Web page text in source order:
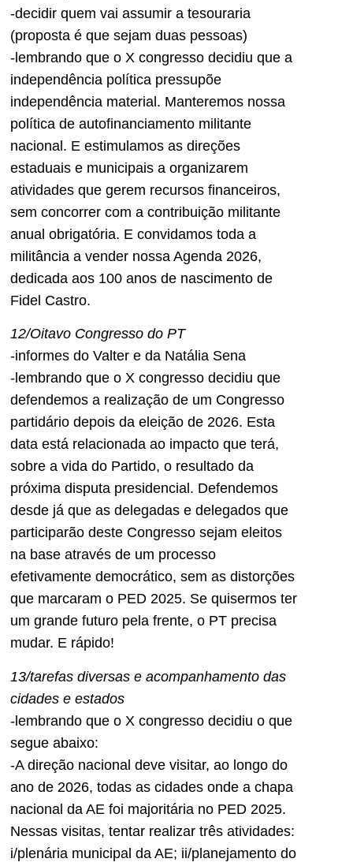
-decidir quem vai assumir a tesouraria
(proposta é que sejam duas pessoas)
-lembrando que o X congresso decidiu que a
independência política pressupõe
independência material. Manteremos nossa
política de autofinanciamento militante
nacional. E estimulamos as direções
estaduais e municipais a organizarem
atividades que gerem recursos financeiros,
sem concorrer com a contribuição militante
anual obrigatória. E convidamos toda a
militância a vender nossa Agenda 2026,
dedicada aos 100 anos de nascimento de
Fidel Castro.
12/Oitavo Congresso do PT
-informes do Valter e da Natália Sena
-lembrando que o X congresso decidiu que
defendemos a realização de um Congresso
partidário depois da eleição de 2026. Esta
data está relacionada ao impacto que terá,
sobre a vida do Partido, o resultado da
próxima disputa presidencial. Defendemos
desde já que as delegadas e delegados que
participarão deste Congresso sejam eleitos
na base através de um processo
efetivamente democrático, sem as distorções
que marcaram o PED 2025. Se quisermos ter
um grande futuro pela frente, o PT precisa
mudar. E rápido!
13/tarefas diversas e acompanhamento das
cidades e estados
-lembrando que o X congresso decidiu o que
segue abaixo:
-A direção nacional deve visitar, ao longo do
ano de 2026, todas as cidades onde a chapa
nacional da AE foi majoritária no PED 2025.
Nessas visitas, tentar realizar três atividades:
i/plenária municipal da AE; ii/planejamento do